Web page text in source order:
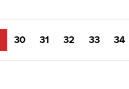
30 31 32 33 34